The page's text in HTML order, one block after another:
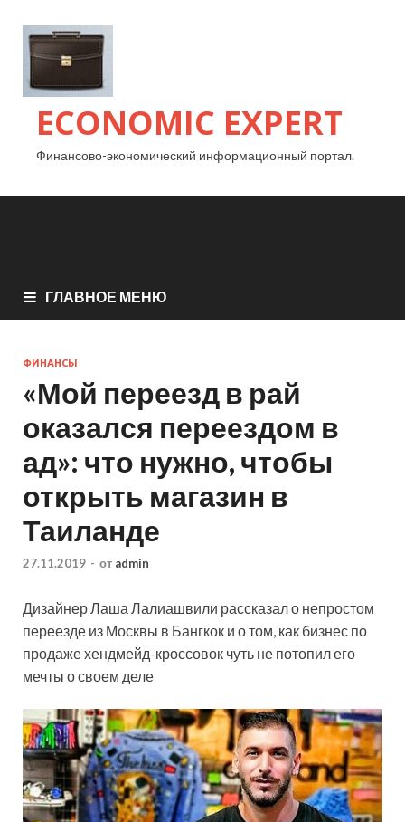
ECONOMIC EXPERT
Финансово-экономический информационный портал.
ГЛАВНОЕ МЕНЮ
ФИНАНСЫ
«Мой переезд в рай
оказался переездом в
ад»: что нужно, чтобы
открыть магазин в
Таиланде
27.11.2019 - от admin
Дизайнер Лаша Лалиашвили рассказал о непростом
переезде из Москвы в Бангкок и о том, как бизнес по
продаже хендмейд-кроссовок чуть не потопил его
мечты о своем деле